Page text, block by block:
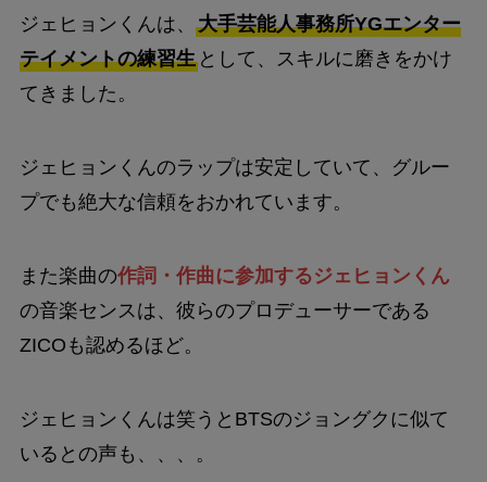
ジェヒョンくんは、 大手芸能人事務所YGエンター
テイメントの練習生として、スキルに磨きをかけ
てきました。
ジェヒョンくんのラップは安定していて、グルー
プでも絶大な信頼をおかれています。
また楽曲の作詞・作曲に参加するジェヒョンくん
の音楽センスは、彼らのプロデューサーである
ZICOも認めるほど。
ジェヒョンくんは笑うとBTSのジョングクに似て
いるとの声も、、、。